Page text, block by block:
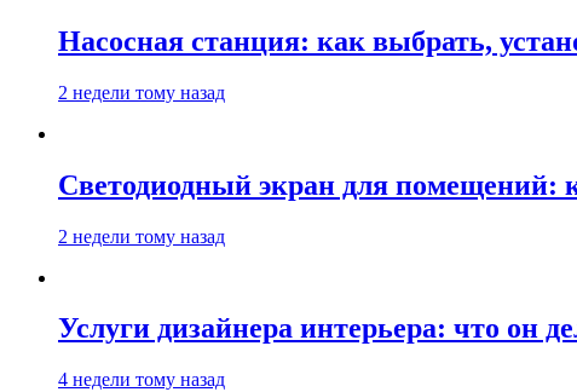
Насосная станция: как выбрать,
2 недели тому назад
Светодиодный экран для помещений:
2 недели тому назад
Услуги дизайнера интерьера: что он
4 недели тому назад